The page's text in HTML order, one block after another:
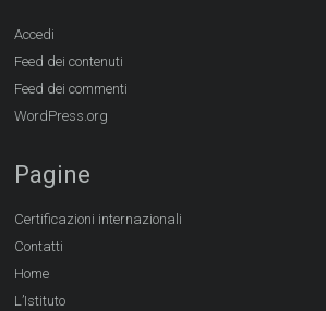
Accedi
Feed dei contenuti
Feed dei commenti
WordPress.org
Pagine
Certificazioni internazionali
Contatti
Home
L’Istituto